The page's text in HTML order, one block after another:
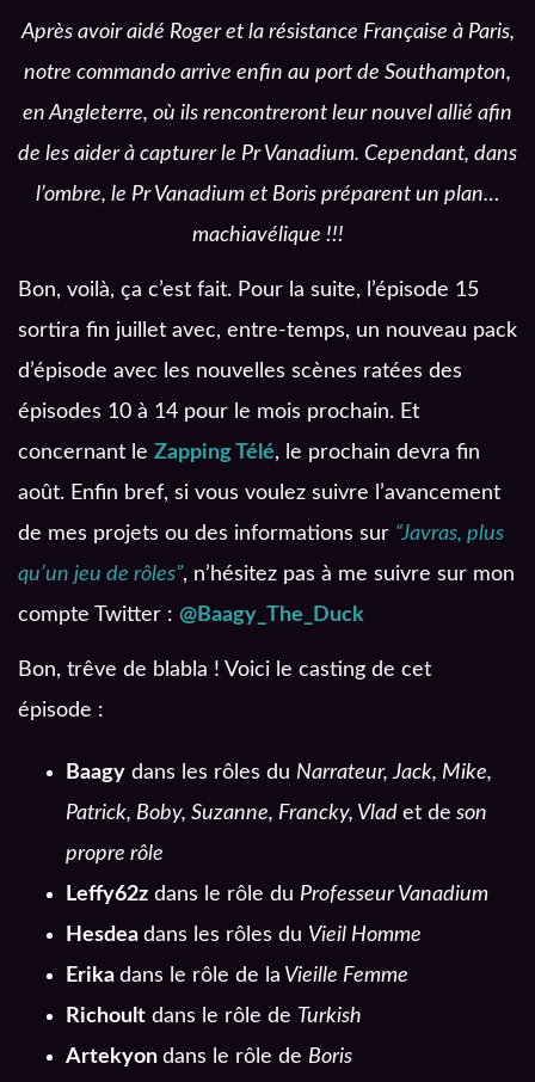
Après avoir aidé Roger et la résistance Française à Paris,
notre commando arrive enfin au port de Southampton,
en Angleterre, où ils rencontreront leur nouvel allié afin
de les aider à capturer le Pr Vanadium. Cependant, dans
l’ombre, le Pr Vanadium et Boris préparent un plan…
machiavélique !!!
Bon, voilà, ça c’est fait. Pour la suite, l’épisode 15
sortira fin juillet avec, entre-temps, un nouveau pack
d’épisode avec les nouvelles scènes ratées des
épisodes 10 à 14 pour le mois prochain. Et
concernant le Zapping Télé, le prochain devra fin
août. Enfin bref, si vous voulez suivre l’avancement
de mes projets ou des informations sur “Javras, plus
qu’un jeu de rôles”, n’hésitez pas à me suivre sur mon
compte Twitter : @Baagy_The_Duck
Bon, trêve de blabla ! Voici le casting de cet
épisode :
Baagy dans les rôles du Narrateur, Jack, Mike,
Patrick, Boby, Suzanne, Francky, Vlad et de son
propre rôle
Leffy62z dans le rôle du Professeur Vanadium
Hesdea dans les rôles du Vieil Homme
Erika dans le rôle de la Vieille Femme
Richoult dans le rôle de Turkish
Artekyon dans le rôle de Boris